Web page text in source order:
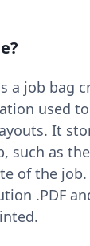
a job bag
used
It
such as
of the job.
.PDF